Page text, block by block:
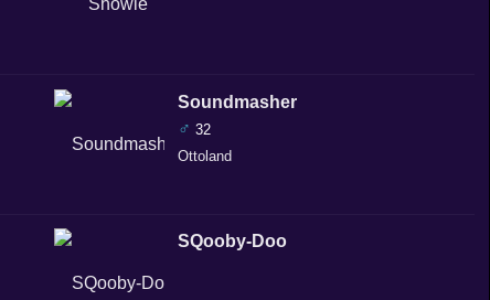
Soundmasher
♂ 32
Ottoland
SQooby-Doo